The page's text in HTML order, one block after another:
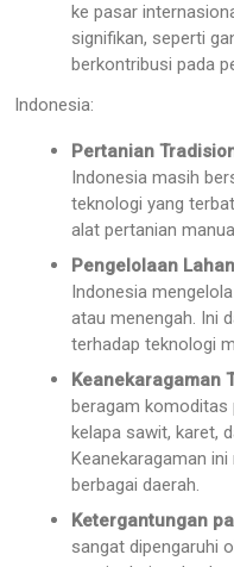
ke pasar
signifikan, seperti
berkontribusi pada
Indonesia:
Pertanian
Indonesia masih
teknologi yang
alat pertanian
Pengelolaan
Indonesia
atau menengah. Ini
terhadap teknologi
Keanekaragaman
beragam komoditas
kelapa sawit, karet,
Keanekaragaman
berbagai daerah.
Ketergantungan
sangat dipengaruhi